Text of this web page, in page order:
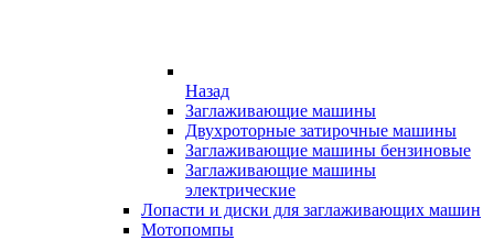
Назад
Заглаживающие машины
Двухроторные затирочные машины
Заглаживающие машины бензиновые
Заглаживающие машины
электрические
Лопасти и диски для заглаживающих машин
Мотопомпы